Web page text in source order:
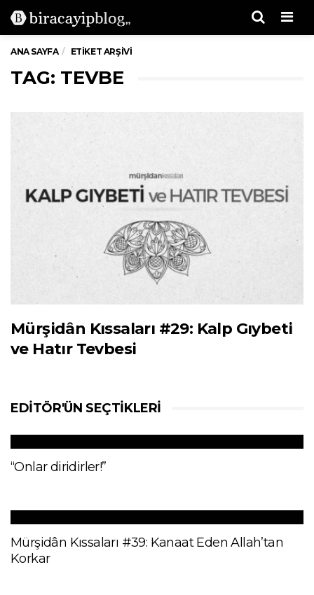
ANA SAYFA ETIKET ARŞIVI
TAG: TEVBE
Mürşidân Kıssaları #29: Kalp Gıybeti
ve Hatır Tevbesi
EDITÖR'ÜN SEÇTIKLERI
“Onlar diridirler!”
Mürşidân Kıssaları #39: Kanaat Eden Allah’tan
Korkar